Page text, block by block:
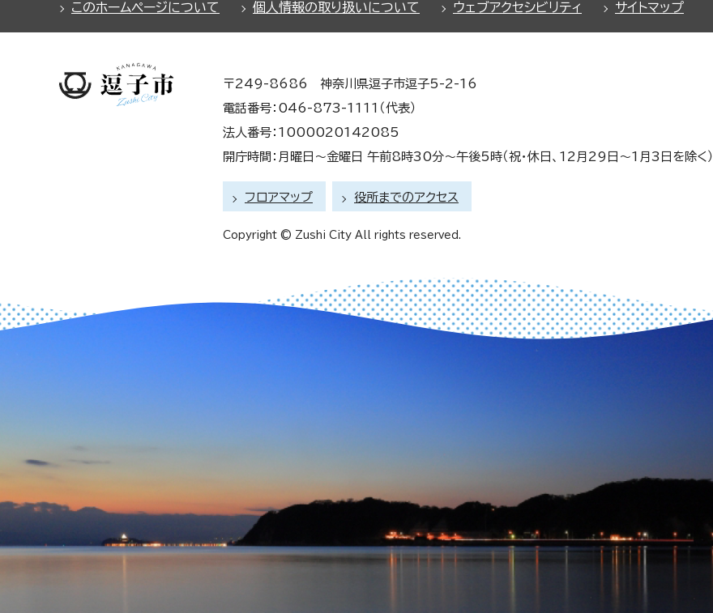
このホームページについて 個人情報の取り扱いについて ウェブアクセシビリティ サイトマップ
〒249-8686 神奈川県逗子市逗子5-2-16
電話番号：046-873-1111（代表）
法人番号：1000020142085
開庁時間：月曜日～金曜日 午前8時30分～午後5時（祝・休日、12月29日～1月3日を除く）
フロアマップ 役所までのアクセス
Copyright © Zushi City All rights reserved.